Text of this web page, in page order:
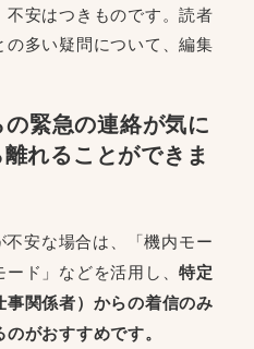
安はつきものです。読者
多い疑問について、編集
緊急の連絡が気に
れることができま
安な場合は、「機内モー
ード」などを活用し、特定
関係者）からの着信のみ
がおすすめです。